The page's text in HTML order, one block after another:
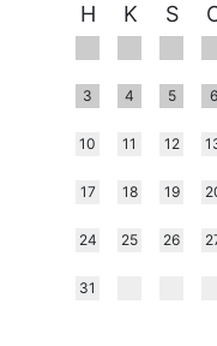
H K S
3 4 5 6
10 11 12
17 18 19
24 25 26
31